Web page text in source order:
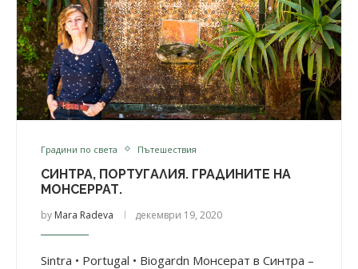
Градини по света Пътешествия
СИНТРА, ПОРТУГАЛИЯ. ГРАДИНИТЕ НА
МОНСЕРРАТ.
by Mara Radeva декември 19, 2020
Sintra • Portugal • Biogardn Монсерат в Синтра –